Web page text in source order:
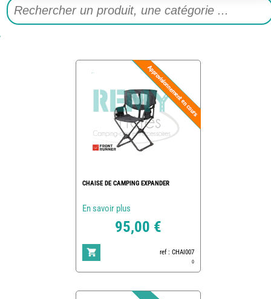
CHAISE DE CAMPING EXPANDER
En savoir plus
95,00 €
ref : CHAI007
0